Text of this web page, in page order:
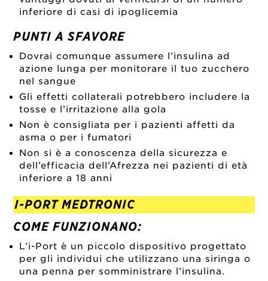
inferiore di casi di ipoglicemia
PUNTI A SFAVORE
Dovrai comunque assumere l’insulina ad
azione lunga per monitorare il tuo zucchero
nel sangue
Gli effetti collaterali potrebbero includere la
tosse e l’irritazione alla gola
Non è consigliata per i pazienti affetti da
asma o per i fumatori
Non si è a conoscenza della sicurezza e
dell’efficacia dell’Afrezza nei pazienti di età
inferiore a 18 anni
I-PORT MEDTRONIC
COME FUNZIONANO:
L’i-Port è un piccolo dispositivo progettato
per gli individui che utilizzano una siringa o
una penna per somministrare l’insulina.